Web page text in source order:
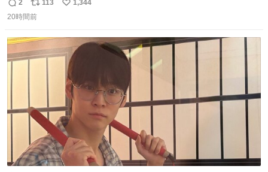
返
信
2
リ
ポ
数
113
い
数
1,344
20時間前